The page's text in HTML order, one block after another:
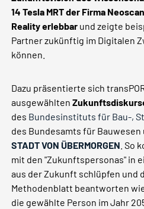
14 Tesla MRT der Firma
Reality erlebbar und zeigte
Partner zukünftig im Digitalen
können.
Dazu präsentierte sich
ausgewählten
des Bundesinstituts für Bau-,
des Bundesamts für Bauwesen
STADT VON ÜBERMORGEN . So
mit den "Zukunftspersonas" in
aus der Zukunft schlüpfen und
Methodenblatt beantworten
die gewählte Person im Jahr